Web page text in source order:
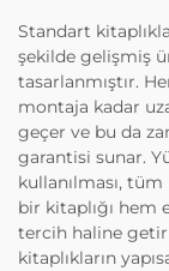
Standart
şekilde gelişmiş
tasarlanmıştır.
montaja kadar
geçer ve bu da
garantisi sunar.
kullanılması,
bir kitaplığı
tercih haline
kitaplıkların